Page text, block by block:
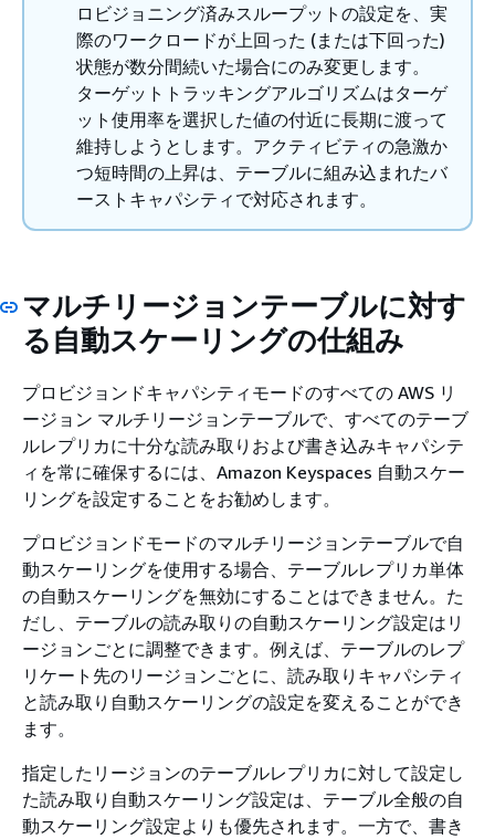
ロビジョニング済みスループットの設定を、実
際のワークロードが上回った (または下回った)
状態が数分間続いた場合にのみ変更します。
ターゲットトラッキングアルゴリズムはターゲ
ット使用率を選択した値の付近に長期に渡って
維持しようとします。アクティビティの急激か
つ短時間の上昇は、テーブルに組み込まれたバ
ーストキャパシティで対応されます。
マルチリージョンテーブルに対す
る自動スケーリングの仕組み
プロビジョンドキャパシティモードのすべての AWS リ
ージョン マルチリージョンテーブルで、すべてのテーブ
ルレプリカに十分な読み取りおよび書き込みキャパシテ
ィを常に確保するには、Amazon Keyspaces 自動スケー
リングを設定することをお勧めします。
プロビジョンドモードのマルチリージョンテーブルで自
動スケーリングを使用する場合、テーブルレプリカ単体
の自動スケーリングを無効にすることはできません。た
だし、テーブルの読み取りの自動スケーリング設定はリ
ージョンごとに調整できます。例えば、テーブルのレプ
リケート先のリージョンごとに、読み取りキャパシティ
と読み取り自動スケーリングの設定を変えることができ
ます。
指定したリージョンのテーブルレプリカに対して設定し
た読み取り自動スケーリング設定は、テーブル全般の自
動スケーリング設定よりも優先されます。一方で、書き